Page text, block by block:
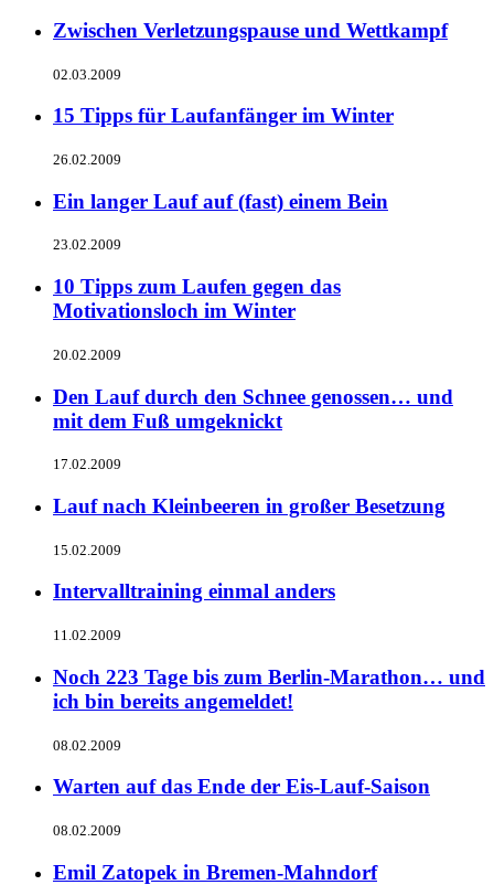
Zwischen Verletzungspause und Wettkampf
02.03.2009
15 Tipps für Laufanfänger im Winter
26.02.2009
Ein langer Lauf auf (fast) einem Bein
23.02.2009
10 Tipps zum Laufen gegen das
Motivationsloch im Winter
20.02.2009
Den Lauf durch den Schnee genossen… und
mit dem Fuß umgeknickt
17.02.2009
Lauf nach Kleinbeeren in großer Besetzung
15.02.2009
Intervalltraining einmal anders
11.02.2009
Noch 223 Tage bis zum Berlin-Marathon… und
ich bin bereits angemeldet!
08.02.2009
Warten auf das Ende der Eis-Lauf-Saison
08.02.2009
Emil Zatopek in Bremen-Mahndorf